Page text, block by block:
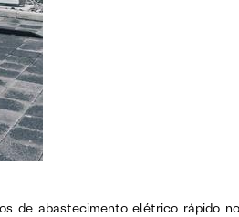
de abastecimento elétrico rápido